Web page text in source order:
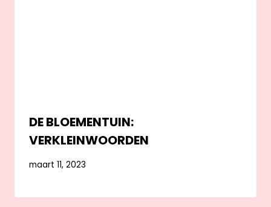
DE BLOEMENTUIN:
VERKLEINWOORDEN
maart 11, 2023